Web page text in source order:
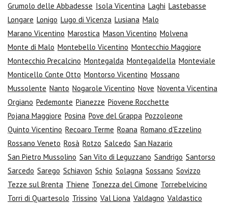
Grumolo delle Abbadesse Isola Vicentina Laghi Lastebasse
Longare Lonigo Lugo di Vicenza Lusiana Malo
Marano Vicentino Marostica Mason Vicentino Molvena
Monte di Malo Montebello Vicentino Montecchio Maggiore
Montecchio Precalcino Montegalda Montegaldella Monteviale
Monticello Conte Otto Montorso Vicentino Mossano
Mussolente Nanto Nogarole Vicentino Nove Noventa Vicentina
Orgiano Pedemonte Pianezze Piovene Rocchette
Pojana Maggiore Posina Pove del Grappa Pozzoleone
Quinto Vicentino Recoaro Terme Roana Romano d'Ezzelino
Rossano Veneto Rosà Rotzo Salcedo San Nazario
San Pietro Mussolino San Vito di Leguzzano Sandrigo Santorso
Sarcedo Sarego Schiavon Schio Solagna Sossano Sovizzo
Tezze sul Brenta Thiene Tonezza del Cimone Torrebelvicino
Torri di Quartesolo Trissino Val Liona Valdagno Valdastico